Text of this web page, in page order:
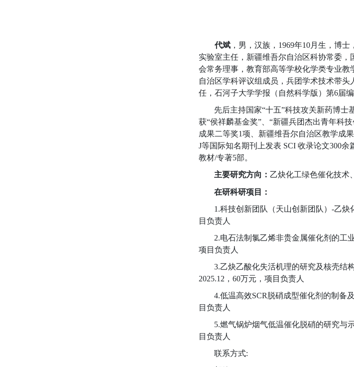
代斌 ，男，汉族，1969年10月生，博士
实验室主任， 新疆维吾尔自治区科协常委，
会常务理事， 教育部高等学校化学类专业教
自治区学科评议组成员，兵团学术技术带头
任，石河子大学学报（自然科学版）第6届
先后主持国家“十五”科技攻关新药博士
获“侯祥麟基金奖”、 “新疆兵团杰出青年科
成果二等奖1项 、新疆维吾尔自治区教学成
J等国际知名期刊上发表 SCI 收录论文300余
教材/专著5部。
主要研究方向： 乙炔化工绿色催化技术
在研科研项目 ：
1.科技创新团队（天山创新团队） -乙炔
目负责人
2.电石法制氯乙烯非贵金属催化剂的工
项目负责人
3.乙炔乙酸化失活机理的研究及核壳结
2025.12 ， 60万元， 项目负责人
4.低温高效SCR脱硝成型催化剂的制备
目负责人
5.燃气锅炉烟气低温催化脱硝的研究与
目负责人
联系方式: